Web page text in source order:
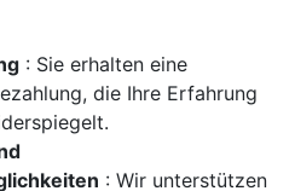
: Sie erhalten eine
die Ihre Erfahrung
: Wir unterstützen